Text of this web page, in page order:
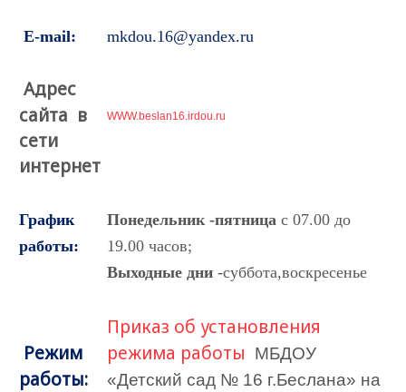
E-mail: mkdou.16@yandex.ru
Адрес
сайта в
сети
интернет
WWW.beslan16.irdou.ru
График
работы:
Понедельник -пятница с 07.00 до
19.00 часов;
Выходные дни -суббота,воскресенье
Режим
работы:
Приказ об установления
режима работы
МБДОУ
«Детский сад № 16 г.Беслана» на